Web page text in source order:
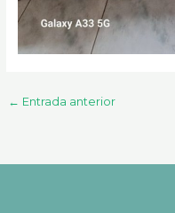
← Entrada anterior